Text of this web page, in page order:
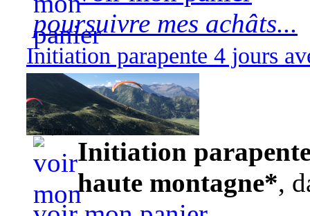
poursuivre mes achâts...
Initiation parapente 4 jours
570,00 euros
Initiation
haute montagne*,